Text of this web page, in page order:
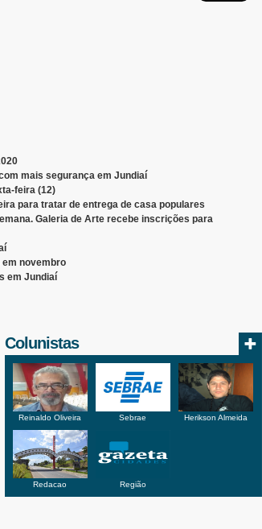
mais segurança em Jundiaí
feira (12)
para tratar de entrega de casa populares
Galeria de Arte recebe inscrições para
novembro
em Jundiaí
Colunistas
Reinaldo Oliveira Sebrae Herikson Almeida
Redacao Região